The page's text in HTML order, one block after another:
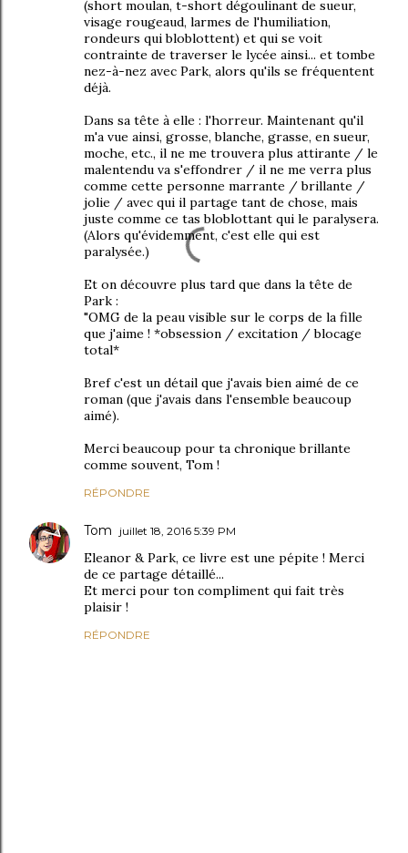
(short moulan, t-short dégoulinant de sueur,
visage rougeaud, larmes de l'humiliation,
rondeurs qui bloblottent) et qui se voit
contrainte de traverser le lycée ainsi... et tombe
nez-à-nez avec Park, alors qu'ils se fréquentent
déjà.
Dans sa tête à elle : l'horreur. Maintenant qu'il
m'a vue ainsi, grosse, blanche, grasse, en sueur,
moche, etc., il ne me trouvera plus attirante / le
malentendu va s'effondrer / il ne me verra plus
comme cette personne marrante / brillante /
jolie / avec qui il partage tant de chose, mais
juste comme ce tas bloblottant qui le paralysera.
(Alors qu'évidemment, c'est elle qui est
paralysée.)
Et on découvre plus tard que dans la tête de
Park :
"OMG de la peau visible sur le corps de la fille
que j'aime ! *obsession / excitation / blocage
total*
Bref c'est un détail que j'avais bien aimé de ce
roman (que j'avais dans l'ensemble beaucoup
aimé).
Merci beaucoup pour ta chronique brillante
comme souvent, Tom !
RÉPONDRE
Tom juillet 18, 2016 5:39 PM
Eleanor & Park, ce livre est une pépite ! Merci
de ce partage détaillé...
Et merci pour ton compliment qui fait très
plaisir !
RÉPONDRE